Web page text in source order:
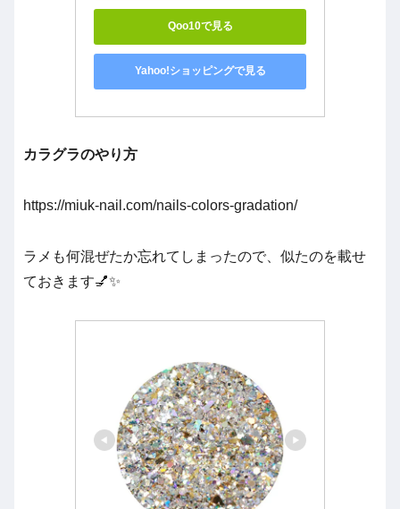
Qoo10で見る
Yahoo!ショッピングで見る
カラグラのやり方
https://miuk-nail.com/nails-colors-gradation/
ラメも何混ぜたか忘れてしまったので、似たのを載せ
ておきます💅✨